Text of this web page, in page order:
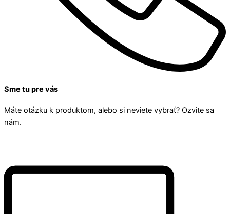
Sme tu pre vás
Máte otázku k produktom, alebo si neviete vybrať? Ozvite sa
nám.